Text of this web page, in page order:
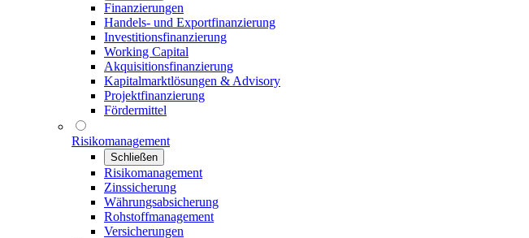
Finanzierungen
Handels- und Exportfinanzierung
Investitionsfinanzierung
Working Capital
Akquisitionsfinanzierung
Kapitalmarktlösungen & Advisory
Projektfinanzierung
Fördermittel
Risikomanagement
Schließen
Risikomanagement
Zinssicherung
Währungsabsicherung
Rohstoffmanagement
Versicherungen